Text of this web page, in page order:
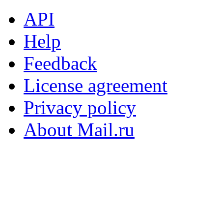
API
Help
Feedback
License agreement
Privacy policy
About Mail.ru